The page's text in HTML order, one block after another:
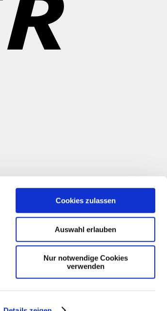
Cookies zulassen
Auswahl erlauben
Nur notwendige Cookies
verwenden